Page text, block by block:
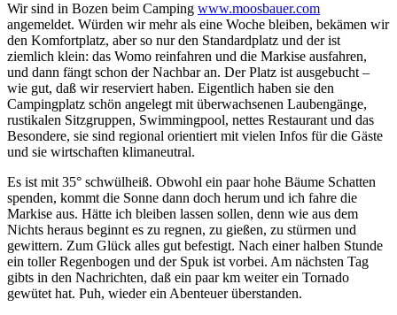
Wir sind in Bozen beim Camping www.moosbauer.com
angemeldet. Würden wir mehr als eine Woche bleiben, bekämen wir
den Komfortplatz, aber so nur den Standardplatz und der ist
ziemlich klein: das Womo reinfahren und die Markise ausfahren,
und dann fängt schon der Nachbar an. Der Platz ist ausgebucht –
wie gut, daß wir reserviert haben. Eigentlich haben sie den
Campingplatz schön angelegt mit überwachsenen Laubengänge,
rustikalen Sitzgruppen, Swimmingpool, nettes Restaurant und das
Besondere, sie sind regional orientiert mit vielen Infos für die Gäste
und sie wirtschaften klimaneutral.
Es ist mit 35° schwülheiß. Obwohl ein paar hohe Bäume Schatten
spenden, kommt die Sonne dann doch herum und ich fahre die
Markise aus. Hätte ich bleiben lassen sollen, denn wie aus dem
Nichts heraus beginnt es zu regnen, zu gießen, zu stürmen und
gewittern. Zum Glück alles gut befestigt. Nach einer halben Stunde
ein toller Regenbogen und der Spuk ist vorbei. Am nächsten Tag
gibts in den Nachrichten, daß ein paar km weiter ein Tornado
gewütet hat. Puh, wieder ein Abenteuer überstanden.